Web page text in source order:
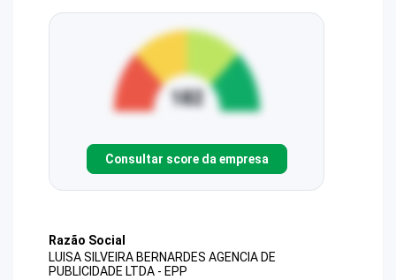
Consultar score da empresa
Razão Social
LUISA SILVEIRA BERNARDES AGENCIA DE
PUBLICIDADE LTDA - EPP